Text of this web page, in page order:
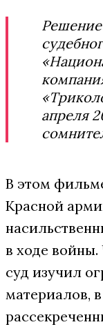
апреля
В этом
Красной
в ходе войны.
суд изучил
материалов,